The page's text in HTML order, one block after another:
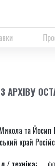
АРХІВУ
та Йосип
край
/ техніка: